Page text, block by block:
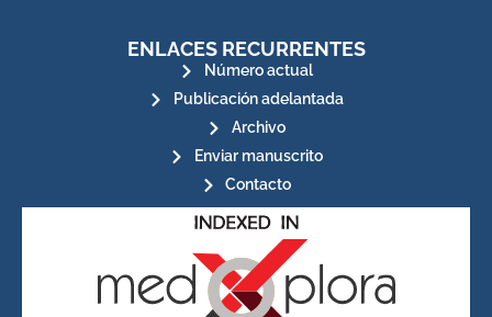
ENLACES RECURRENTES
Número actual
Publicación adelantada
Archivo
Enviar manuscrito
Contacto